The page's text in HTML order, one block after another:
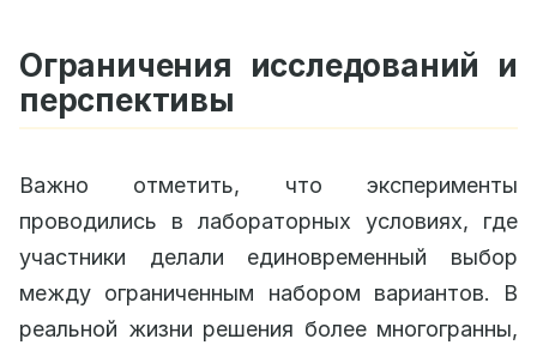
Ограничения исследований и
перспективы
Важно отметить, что эксперименты
проводились в лабораторных условиях, где
участники делали единовременный выбор
между ограниченным набором вариантов. В
реальной жизни решения более многогранны,